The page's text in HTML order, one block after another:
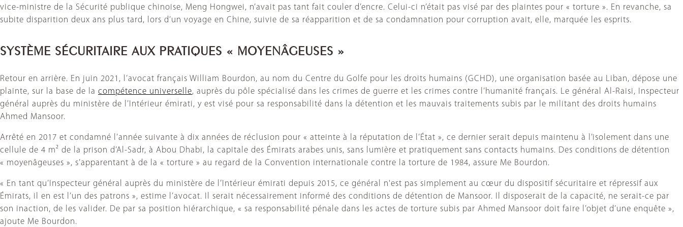
vice-ministre de la Sécurité publique chinoise, Meng Hongwei, n’avait pas tant fait couler d’encre. Celui-ci n’était pas visé par des plaintes pour « torture ». En revanche, sa
subite disparition deux ans plus tard, lors d’un voyage en Chine, suivie de sa réapparition et de sa condamnation pour corruption avait, elle, marquée les esprits.
SYSTÈME SÉCURITAIRE AUX PRATIQUES « MOYENÂGEUSES »
Retour en arrière. En juin 2021, l’avocat français William Bourdon, au nom du Centre du Golfe pour les droits humains (GCHD), une organisation basée au Liban, dépose une
plainte, sur la base de la compétence universelle, auprès du pôle spécialisé dans les crimes de guerre et les crimes contre l’humanité français. Le général Al-Raisi, Inspecteur
général auprès du ministère de l’Intérieur émirati, y est visé pour sa responsabilité dans la détention et les mauvais traitements subis par le militant des droits humains
Ahmed Mansoor.
Arrêté en 2017 et condamné l’année suivante à dix années de réclusion pour « atteinte à la réputation de l’État », ce dernier serait depuis maintenu à l’isolement dans une
cellule de 4 m² de la prison d’Al-Sadr, à Abou Dhabi, la capitale des Émirats arabes unis, sans lumière et pratiquement sans contacts humains. Des conditions de détention
« moyenâgeuses », s’apparentant à de la « torture » au regard de la Convention internationale contre la torture de 1984, assure Me Bourdon.
« En tant qu’Inspecteur général auprès du ministère de l’Intérieur émirati depuis 2015, ce général n'est pas simplement au cœur du dispositif sécuritaire et répressif aux
Émirats, il en est l’un des patrons », estime l’avocat. Il serait nécessairement informé des conditions de détention de Mansoor. Il disposerait de la capacité, ne serait-ce par
son inaction, de les valider. De par sa position hiérarchique, « sa responsabilité pénale dans les actes de torture subis par Ahmed Mansoor doit faire l’objet d’une enquête »,
ajoute Me Bourdon.